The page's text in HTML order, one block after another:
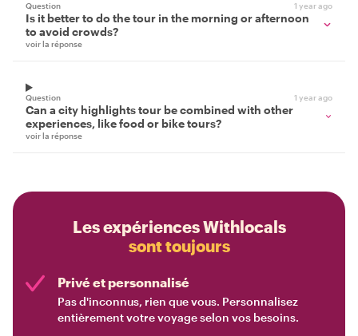
Question 1 year ago
Is it better to do the tour in the morning or afternoon
to avoid crowds?
voir la réponse
Question 1 year ago
Can a city highlights tour be combined with other
experiences, like food or bike tours?
voir la réponse
Les expériences Withlocals
sont toujours
Privé et personnalisé
Pas d'inconnus, rien que vous. Personnalisez
entièrement votre voyage selon vos besoins.